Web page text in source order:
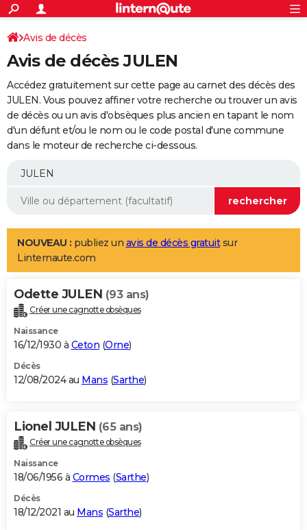
ACTUALITÉS
Politique
Société
Faits Divers
Education
Monde
Villes
+
SPORT
Coupe du monde 2026
Football
Tennis
Cyclisme
Rugby
Forum
Programme TV
TNT
Streaming
Cinéma
Sorties cinéma
Musique
+
FINANCE
Retraite
Impôts
Epargne
Immobilier
Risques naturels par ville
Banque
Assurance
Crédit
AUTO
Essais
Réserver un essai
Citadines
Berlines
SUV
Forum auto
+
Mobiles
Meilleur smartphone
Internet
Ordinateurs
Jeux vidéo
Guide high-tech
Aménagement intérieur
LIFESTYLE
Art de vivre
Bien-être
Loisirs
Mode
Modes de vie
Alimentation
Guide de la santé
Maladies
Médicaments
Sommeil
VOYAGE
Destinations
City break
Voyage nature
Voyage de noces
Forum
Climat
+PHOTO
GUIDES D'ACHAT
BONS PLANS
Carte de Noël
Carte Bonne année
Carte Saint-Valentin
Carte Pâques
Carte d'anniversaire
DICTIONNAIRE
Dictionnaire
Biographies
Citations
Expressions
Proverbes
PROGRAMME TV
S'inscrire
Se connecter
Lycées
Collèges
Primaires
Universités
Entreprises
Service militaire
Avis de recherche
AVIS DE DÉCÈS
Avis de décès
Avis de décès JULEN
Accédez gratuitement sur cette page au carnet des décès des
JULEN. Vous pouvez affiner votre recherche ou trouver un avis
de décès ou un avis d'obsèques plus ancien en tapant le nom
d'un défunt et/ou le nom ou le code postal d'une commune
dans le moteur de recherche ci-dessous.
NOUVEAU : publiez un avis de décès gratuitsur
Linternaute.com
Odette JULEN (93 ans)
Créer une cagnotte obsèques
Naissance
16/12/1930 à Ceton (Orne)
Décès
12/08/2024 au Mans (Sarthe)
Lionel JULEN (65 ans)
Créer une cagnotte obsèques
Naissance
18/06/1956 à Cormes (Sarthe)
Décès
18/12/2021 au Mans (Sarthe)